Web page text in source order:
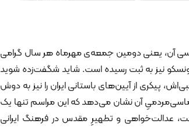
آن، ‌یعنی دومین جمعه‌ی مهرماه هر سال گرامی
نیز به ثبت رسیده است. شاید شگفت‌زده شوید
پیکری از آیین‌های باستانی ایران را نیز به دوش
آن نشان می‌دهد که این مراسم تنها یک
عدالت‌خواهی و تطهیرِ مقدس در فرهنگ ایرانی